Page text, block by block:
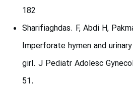
182
Sharifiaghdas. F, Abdi H,
Imperforate hymen and
girl. J Pediatr Adolesc
51.